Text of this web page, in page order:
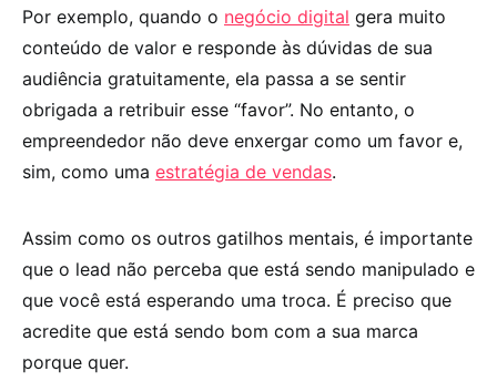
Por exemplo, quando o negócio digital gera muito
conteúdo de valor e responde às dúvidas de sua
audiência gratuitamente, ela passa a se sentir
obrigada a retribuir esse “favor”. No entanto, o
empreendedor não deve enxergar como um favor e,
sim, como uma estratégia de vendas.
Assim como os outros gatilhos mentais, é importante
que o lead não perceba que está sendo manipulado e
que você está esperando uma troca. É preciso que
acredite que está sendo bom com a sua marca
porque quer.